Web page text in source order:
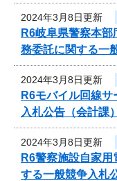
2024年3月8日更新
R6岐阜県警察本
務委託に関する一
2024年3月8日更新
R6モバイル回線
入札公告（会計課）
2024年3月8日更新
R6警察施設自家
する一般競争入札